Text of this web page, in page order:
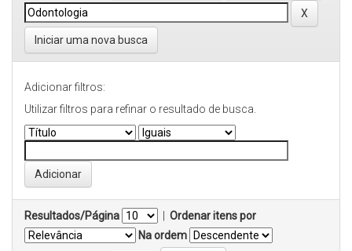
Iniciar uma nova busca
Adicionar filtros:
Utilizar filtros para refinar o resultado de busca.
Resultados/Página
Ordenar itens por
Na ordem